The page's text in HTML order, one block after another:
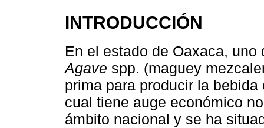
INTRODUCCIÓN
En el estado de Oaxaca,
Agave spp. (maguey
prima para producir la
cual tiene auge económico
ámbito nacional y se ha